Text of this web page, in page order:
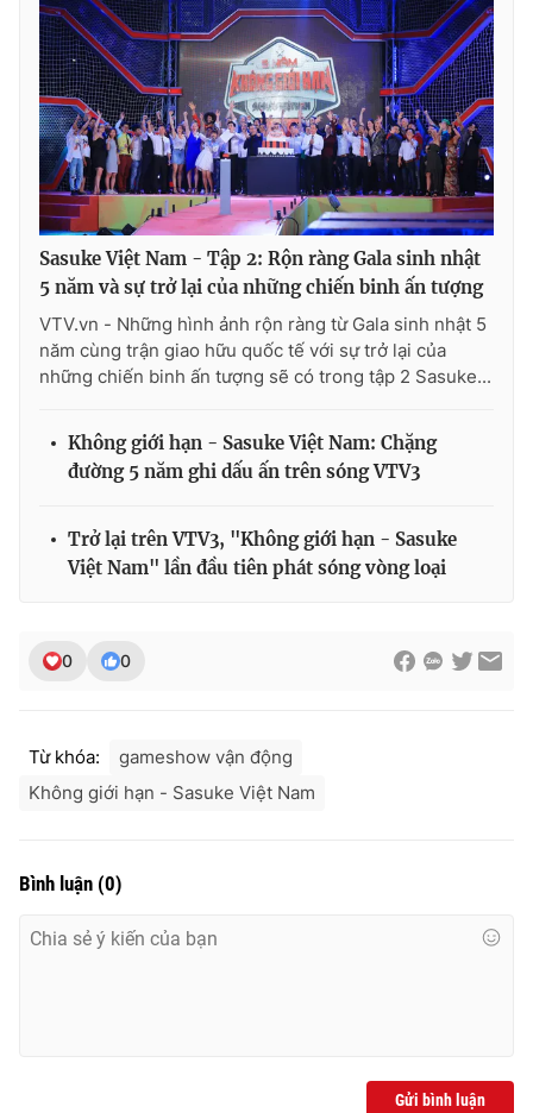
Ðiện thoại Thời báo VTV: 024.66 897 897
Email:toasoan@vtv.vn
Liên hệ quảng cáo:024-7300.7108
thuận bằng văn bản. Ghi rõ nguồn VTV.vn khi phát hành lại
thông tin từ website này.
Sasuke Việt Nam - Tập 2: Rộn ràng Gala sinh nhật
5 năm và sự trở lại của những chiến binh ấn tượng
VTV.vn - Những hình ảnh rộn ràng từ Gala sinh nhật 5
năm cùng trận giao hữu quốc tế với sự trở lại của
những chiến binh ấn tượng sẽ có trong tập 2 Sasuke...
Không giới hạn - Sasuke Việt Nam: Chặng
đường 5 năm ghi dấu ấn trên sóng VTV3
Trở lại trên VTV3, "Không giới hạn - Sasuke
Việt Nam" lần đầu tiên phát sóng vòng loại
0 0
Từ khóa:
gameshow vận động
Không giới hạn - Sasuke Việt Nam
Bình luận (0)
Gửi bình luận